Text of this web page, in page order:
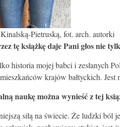
Pietruską, fot. arch. autorki
tę książkę daje Pani głos nie
historia mojej babci i
krajów bałtyckich. Jest
naukę można wynieść z tej
siłą na świecie. Że ludzki